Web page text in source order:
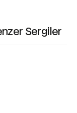
Sergiler